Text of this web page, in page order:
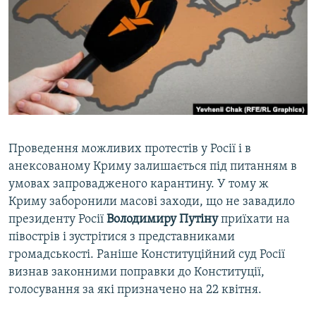
СПЕЦПРОЕКТИ
ДЕПОРТАЦІЯ
ВІДЕОУРОКИ «ELIFBE»
СВІДЧЕННЯ ОКУПАЦІЇ
УКРАЇНСЬКА ПРОБЛЕМА КРИМУ
ЯК ОБІЙТИ БЛОКУВАННЯ
Русский
Qırımtatar
Усі сайти RFE/RL
Проведення можливих протестів у Росії і в
анексованому Криму залишається під питанням в
умовах запровадженого карантину. У тому ж
Криму заборонили масові заходи, що не завадило
президенту Росії Володимиру Путінуприїхати на
півострів і зустрітися з представниками
громадськості. Раніше Конституційний суд Росії
визнав законними поправки до Конституції,
голосування за які призначено на 22 квітня.